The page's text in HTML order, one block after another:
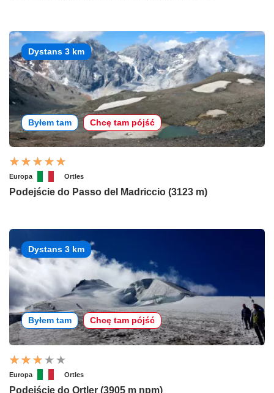
Dystans 3 km
Byłem tam Chcę tam pójść
Europa Ortles
Podejście do Passo del Madriccio (3123 m)
Dystans 3 km
Byłem tam Chcę tam pójść
Europa Ortles
Podejście do Ortler (3905 m npm)